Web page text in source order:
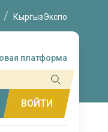
КыргызЭкспо
платформа
ВОЙТИ